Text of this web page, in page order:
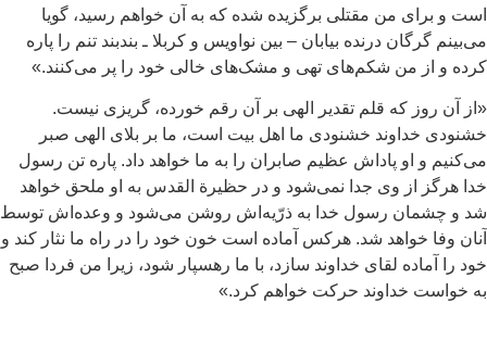
و براى من مقتلی برگزیده شده که به آن خواهم رسید، گویا
گرگان درنده بیابان – بین نواویس و کربلا ـ بندبند تنم را پاره
و از من شکم‌هاى تهى و مشک‌هاى خالى خود را پر مى‌کنند.»
آن روز که قلم تقدیر الهى بر آن رقم خورده، گریزى نیست.
خداوند خشنودى ما اهل بیت است، ما بر بلای الهی صبر
و او پاداش عظیم صابران را به ما خواهد داد. پاره تن رسول
هرگز از وی جدا نمى‌شود و در حظیرة القدس به او ملحق خواهد
و چشمان رسول خدا به ذرّیه‌اش روشن مى‌شود و وعده‌اش توسط
وفا خواهد شد. هرکس آماده است خون خود را در راه ما نثار کند و
را آماده لقاى خداوند سازد، با ما رهسپار شود، زیرا من فردا صبح
خواست خداوند حرکت خواهم کرد.»